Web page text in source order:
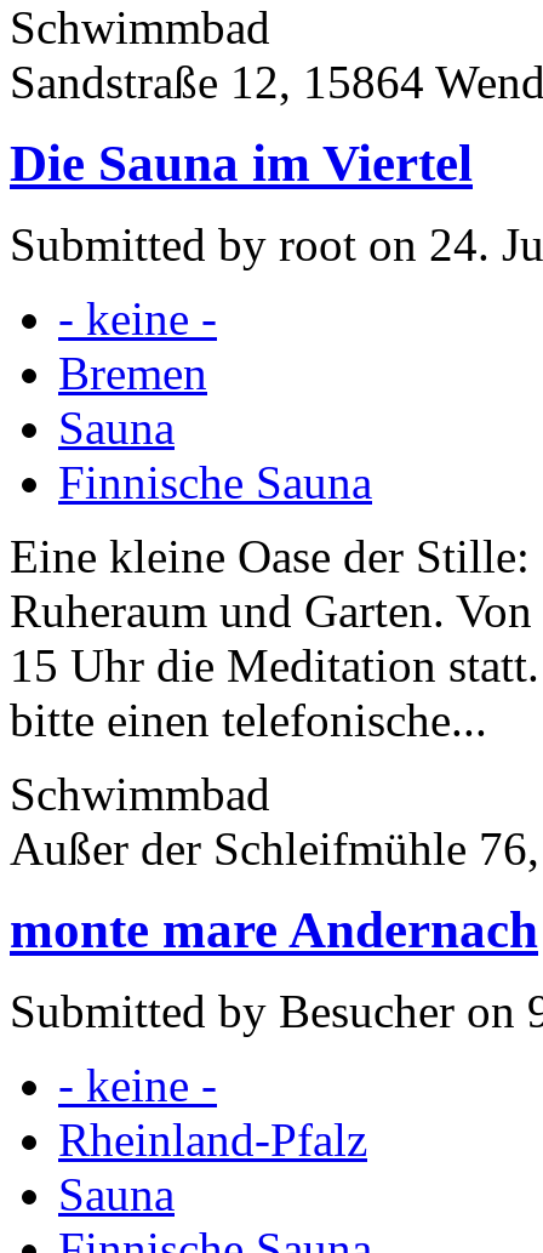
Schwimmbad
Sandstraße 12, 15864
Die Sauna im Viertel
Submitted by root on 24.
- keine -
Bremen
Sauna
Finnische Sauna
Eine kleine Oase der
Ruheraum und Garten.
15 Uhr die Meditation
bitte einen telefonische...
Schwimmbad
Außer der Schleifmühle
monte mare Andernach
Submitted by Besucher on
- keine -
Rheinland-Pfalz
Sauna